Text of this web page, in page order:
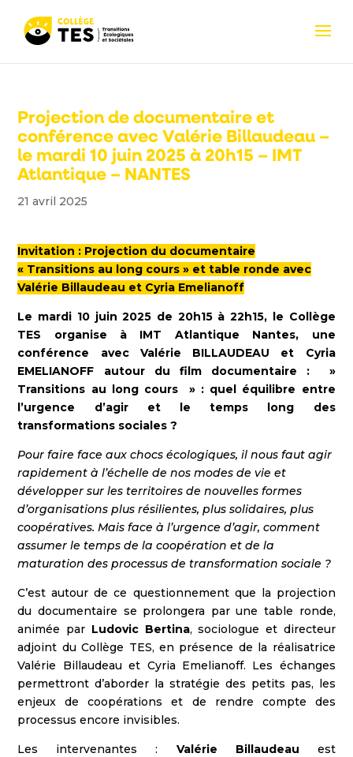
Projection de documentaire et
conférence avec Valérie Billaudeau –
le mardi 10 juin 2025 à 20h15 – IMT
Atlantique – NANTES
21 avril 2025
Invitation : Projection du documentaire
« Transitions au long cours » et table ronde avec
Valérie Billaudeau et Cyria Emelianoff
Le mardi 10 juin 2025 de 20h15 à 22h15, le Collège
TES organise à IMT Atlantique Nantes, une
conférence avec Valérie BILLAUDEAU et Cyria
EMELIANOFF autour du film documentaire : »
Transitions au long cours » : quel équilibre entre
l’urgence d’agir et le temps long des
transformations sociales ?
Pour faire face aux chocs écologiques, il nous faut agir
rapidement à l’échelle de nos modes de vie et
développer sur les territoires de nouvelles formes
d’organisations plus résilientes, plus solidaires, plus
coopératives. Mais face à l’urgence d’agir, comment
assumer le temps de la coopération et de la
maturation des processus de transformation sociale ?
C’est autour de ce questionnement que la projection
du documentaire se prolongera par une table ronde,
animée par Ludovic Bertina, sociologue et directeur
adjoint du Collège TES, en présence de la réalisatrice
Valérie Billaudeau et Cyria Emelianoff. Les échanges
permettront d’aborder la stratégie des petits pas, les
enjeux de coopérations et de rendre compte des
processus encore invisibles.
Les intervenantes : Valérie Billaudeau est